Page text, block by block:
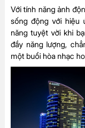
Với tính năng ảnh
sống động với hiệu
năng tuyệt vời khi
đầy năng lượng,
một buổi hòa nhạc